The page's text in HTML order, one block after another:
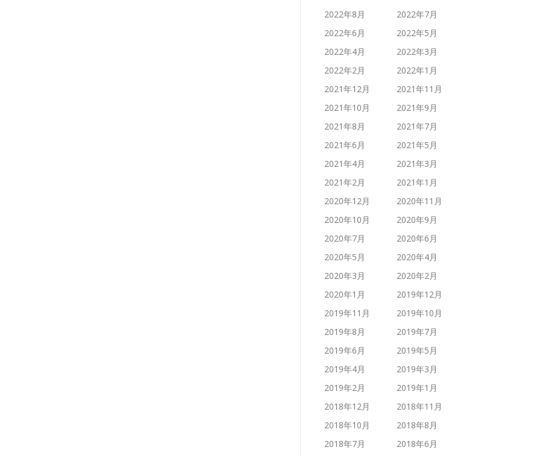
2022年8月
2022年7月
2022年6月
2022年5月
2022年4月
2022年3月
2022年2月
2022年1月
2021年12月
2021年11月
2021年10月
2021年9月
2021年8月
2021年7月
2021年6月
2021年5月
2021年4月
2021年3月
2021年2月
2021年1月
2020年12月
2020年11月
2020年10月
2020年9月
2020年7月
2020年6月
2020年5月
2020年4月
2020年3月
2020年2月
2020年1月
2019年12月
2019年11月
2019年10月
2019年8月
2019年7月
2019年6月
2019年5月
2019年4月
2019年3月
2019年2月
2019年1月
2018年12月
2018年11月
2018年10月
2018年8月
2018年7月
2018年6月